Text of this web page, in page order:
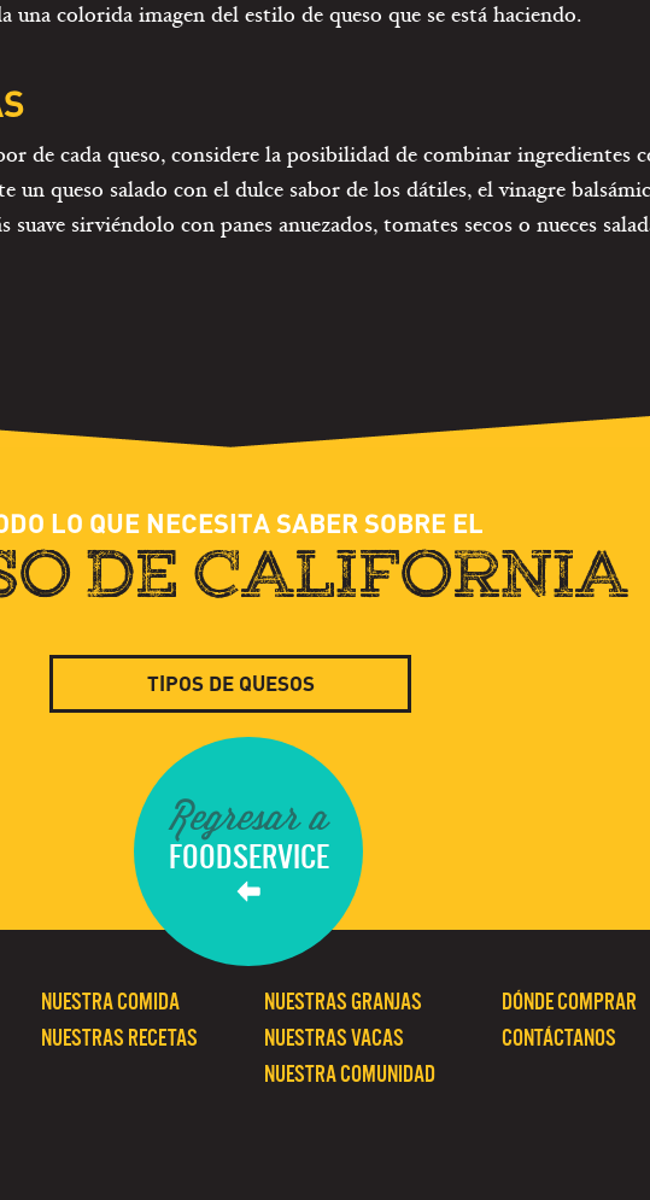
colorida imagen del estilo de queso que se está haciendo.
de cada queso, considere la posibilidad de combinar ingredientes
un queso salado con el dulce sabor de los dátiles, el vinagre
sirviéndolo con panes anuezados, tomates secos o nueces
LO QUE NECESITA SABER SOBRE EL
DE CALIFORNIA
TIPOS DE QUESOS
Regresar a
FOODSERVICE
DÓNDE COMPRAR
CONTÁCTANOS
NUESTRAS GRANJAS
NUESTRAS VACAS
NUESTRA COMUNIDAD
NUESTRA COMIDA
NUESTRAS RECETAS